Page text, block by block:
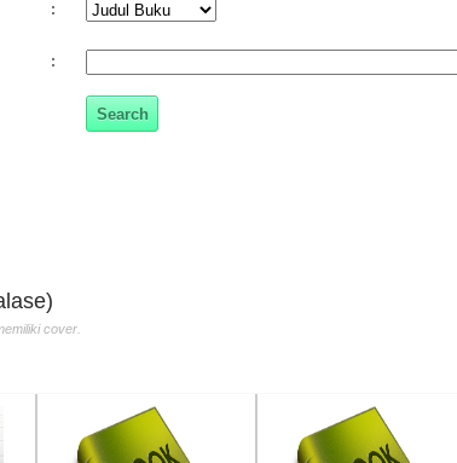
:
:
cover.
Rise : Cerita tentang
Penulis :Retno Sumirat
The secret of hypnosis
Penulis :Setia Rusli